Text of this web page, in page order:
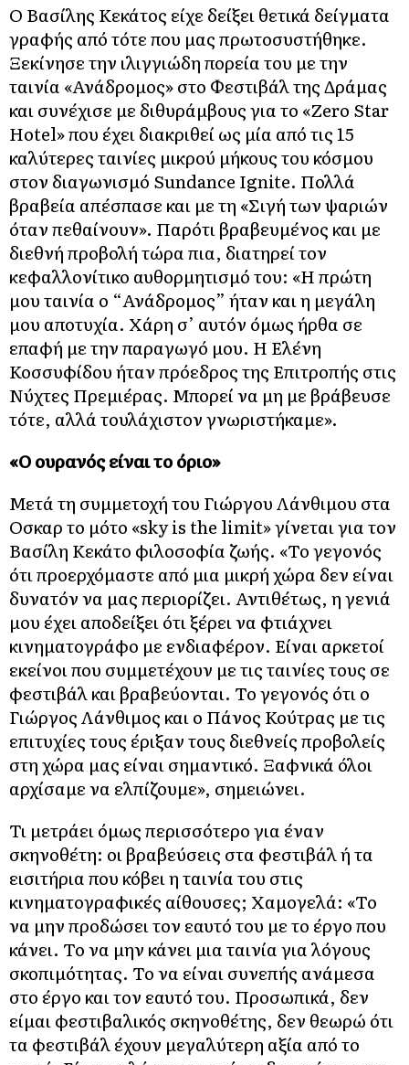
Ο Βασίλης Κεκάτος είχε δείξει θετικά δείγματα
γραφής από τότε που μας πρωτοσυστήθηκε.
Ξεκίνησε την ιλιγγιώδη πορεία του με την
ταινία «Ανάδρομος» στο Φεστιβάλ της Δράμας
και συνέχισε με διθυράμβους για το «Zero Star
Hotel» που έχει διακριθεί ως μία από τις 15
καλύτερες ταινίες μικρού μήκους του κόσμου
στον διαγωνισμό Sundance Ignite. Πολλά
βραβεία απέσπασε και με τη «Σιγή των ψαριών
όταν πεθαίνουν». Παρότι βραβευμένος και με
διεθνή προβολή τώρα πια, διατηρεί τον
κεφαλλονίτικο αυθορμητισμό του: «Η πρώτη
μου ταινία ο “Ανάδρομος” ήταν και η μεγάλη
μου αποτυχία. Χάρη σ’ αυτόν όμως ήρθα σε
επαφή με την παραγωγό μου. Η Ελένη
Κοσσυφίδου ήταν πρόεδρος της Επιτροπής στις
Νύχτες Πρεμιέρας. Μπορεί να μη με βράβευσε
τότε, αλλά τουλάχιστον γνωριστήκαμε».
«Ο ουρανός είναι το όριο»
Μετά τη συμμετοχή του Γιώργου Λάνθιμου στα
Οσκαρ το μότο «sky is the limit» γίνεται για τον
Βασίλη Κεκάτο φιλοσοφία ζωής. «Το γεγονός
ότι προερχόμαστε από μια μικρή χώρα δεν είναι
δυνατόν να μας περιορίζει. Αντιθέτως, η γενιά
μου έχει αποδείξει ότι ξέρει να φτιάχνει
κινηματογράφο με ενδιαφέρον. Είναι αρκετοί
εκείνοι που συμμετέχουν με τις ταινίες τους σε
φεστιβάλ και βραβεύονται. Το γεγονός ότι ο
Γιώργος Λάνθιμος και ο Πάνος Κούτρας με τις
επιτυχίες τους έριξαν τους διεθνείς προβολείς
στη χώρα μας είναι σημαντικό. Ξαφνικά όλοι
αρχίσαμε να ελπίζουμε», σημειώνει.
Τι μετράει όμως περισσότερο για έναν
σκηνοθέτη: οι βραβεύσεις στα φεστιβάλ ή τα
εισιτήρια που κόβει η ταινία του στις
κινηματογραφικές αίθουσες; Χαμογελά: «Το
να μην προδώσει τον εαυτό του με το έργο που
κάνει. Το να μην κάνει μια ταινία για λόγους
σκοπιμότητας. Το να είναι συνεπής ανάμεσα
στο έργο και τον εαυτό του. Προσωπικά, δεν
είμαι φεστιβαλικός σκηνοθέτης, δεν θεωρώ ότι
τα φεστιβάλ έχουν μεγαλύτερη αξία από το